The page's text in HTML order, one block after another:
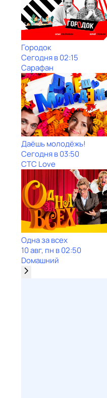
Городок
Сегодня в 02:15
Сарафан
Даёшь молодёжь!
Сегодня в 03:50
СТС Love
Одна за всех
10 авг, пн в 02:50
Dомашний